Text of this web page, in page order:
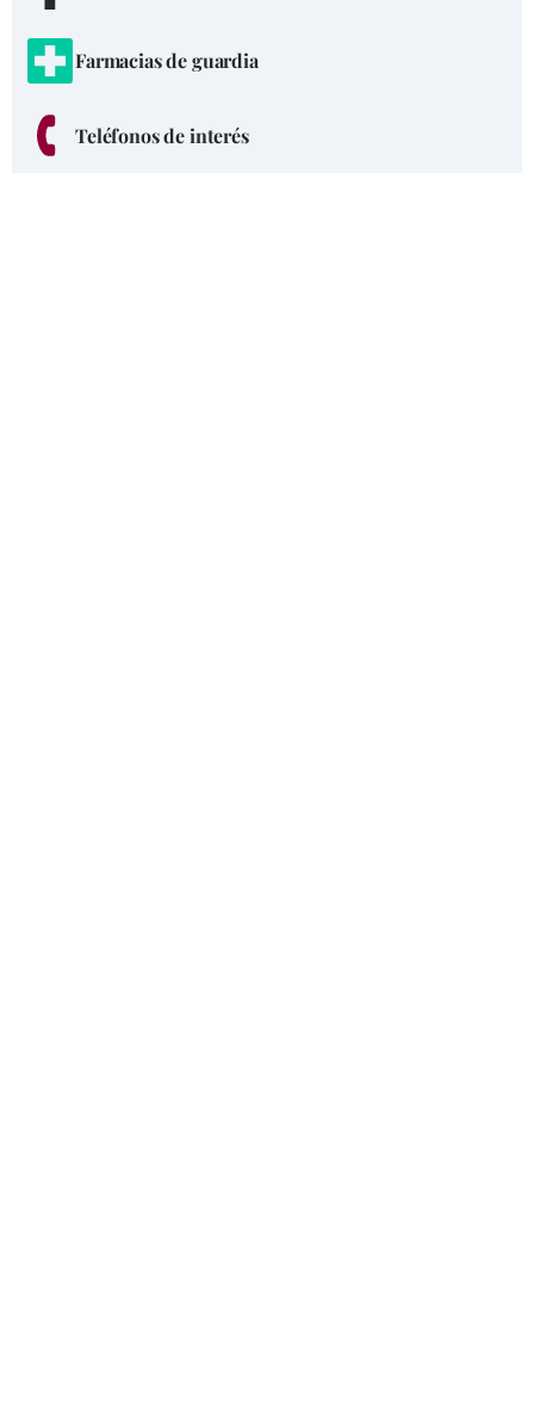
Farmacias de guardia
Teléfonos de interés